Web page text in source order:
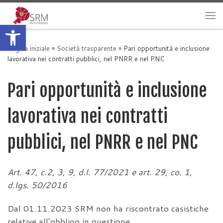
Apri la barra degli strumenti
Passa al contenuto
Pagina iniziale » Società trasparente » Pari opportunità e inclusione
lavorativa nei contratti pubblici, nel PNRR e nel PNC
Pari opportunità e inclusione
lavorativa nei contratti
pubblici, nel PNRR e nel PNC
Art. 47, c.2, 3, 9, d.l. 77/2021 e art. 29, co. 1,
d.lgs. 50/2016
Dal 01.11.2023 SRM non ha riscontrato casistiche